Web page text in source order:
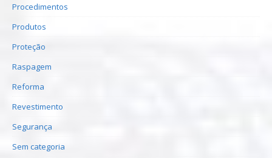
Procedimentos
Produtos
Proteção
Raspagem
Reforma
Revestimento
Segurança
Sem categoria